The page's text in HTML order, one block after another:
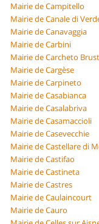
Mairie de Campitello
Mairie de Canale di
Mairie de Canavaggia
Mairie de Carbini
Mairie de Carcheto
Mairie de Cargèse
Mairie de Carpineto
Mairie de Casabianca
Mairie de Casalabriva
Mairie de Casamaccioli
Mairie de Casevecchie
Mairie de Castellare di
Mairie de Castifao
Mairie de Castineta
Mairie de Castres
Mairie de Caulaincourt
Mairie de Cauro